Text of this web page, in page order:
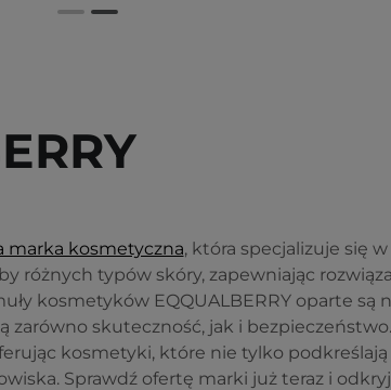
marka kosmetyczna, która specjalizuje się w
różnych typów skóry, zapewniając
kosmetyków EQQUALBERRY oparte są
zarówno skuteczność, jak i
kosmetyki, które nie tylko
Sprawdź ofertę marki już teraz i